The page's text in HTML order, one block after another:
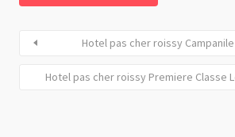
Hotel pas cher roissy
Hotel pas cher roissy Premiere Classe